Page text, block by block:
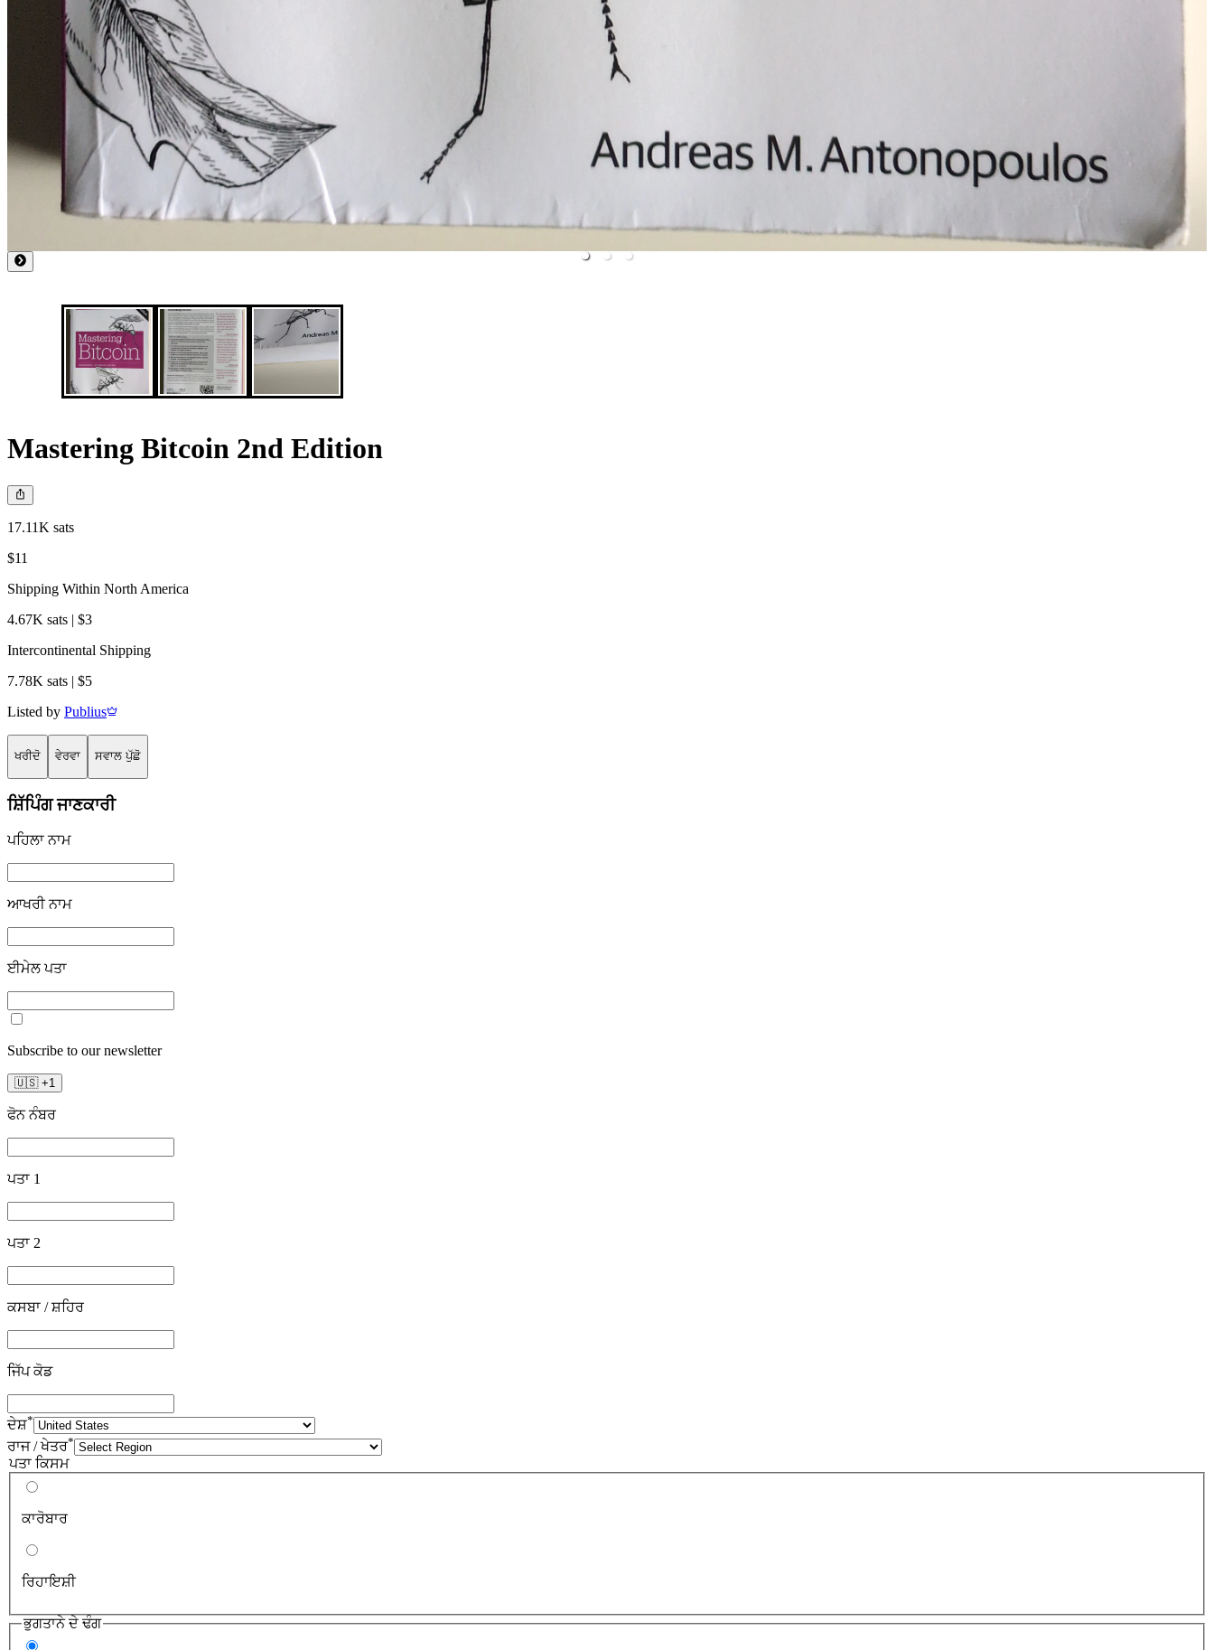
Mastering Bitcoin 2nd Edition
17.11K sats
$11
Shipping Within North America
4.67K sats | $3
Intercontinental Shipping
7.78K sats | $5
Listed by Publius
ਖਰੀਦੋ ਵੇਰਵਾ ਸਵਾਲ ਪੁੱਛੋ
ਸ਼ਿੱਪਿੰਗ ਜਾਣਕਾਰੀ
ਪਹਿਲਾ ਨਾਮ
ਆਖਰੀ ਨਾਮ
ਈਮੇਲ ਪਤਾ
Subscribe to our newsletter
🇺🇸 +1
ਫੋਨ ਨੰਬਰ
ਪਤਾ 1
ਪਤਾ 2
ਕਸਬਾ / ਸ਼ਹਿਰ
ਜਿੱਪ ਕੋਡ
ਦੇਸ਼*
ਰਾਜ / ਖੇਤਰ*
ਪਤਾ ਕਿਸਮ
ਕਾਰੋਬਾਰ
ਰਿਹਾਇਸ਼ੀ
ਭੁਗਤਾਨੇ ਦੇ ਢੰਗ